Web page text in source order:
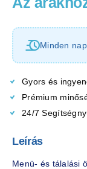
Minden
Gyors és
Prémium
24/7
Leírás
Menü- és tálalási